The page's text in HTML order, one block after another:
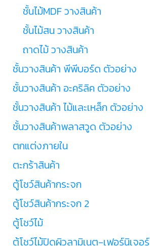
ชั้นไม้MDF วางสินค้า
ชั้นไม้สน วางสินค้า
ถาดไม้ วางสินค้า
ชั้นวางสินค้า พีพีบอร์ด ตัวอย่าง
ชั้นวางสินค้า อะคริลิค ตัวอย่าง
ชั้นวางสินค้า ไม้และเหล็ก ตัวอย่าง
ชั้นวางสินค้าพลาสวูด ตัวอย่าง
ตกแต่งภายใน
ตะกร้าสินค้า
ตู้โชว์สินค้ากระจก
ตู้โชว์สินค้ากระจก 2
ตู้โชว์ไม้
ตู้โชว์ไม้ปิดผิวลามิเนต-เฟอร์นิเจอร์